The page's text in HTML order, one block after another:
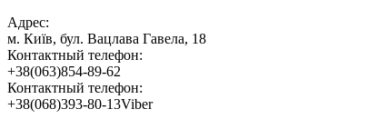
Адрес:
м. Київ, бул. Вацлава Гавела, 18
Контактный телефон:
+38(063)854-89-62
Контактный телефон:
+38(068)393-80-13Viber